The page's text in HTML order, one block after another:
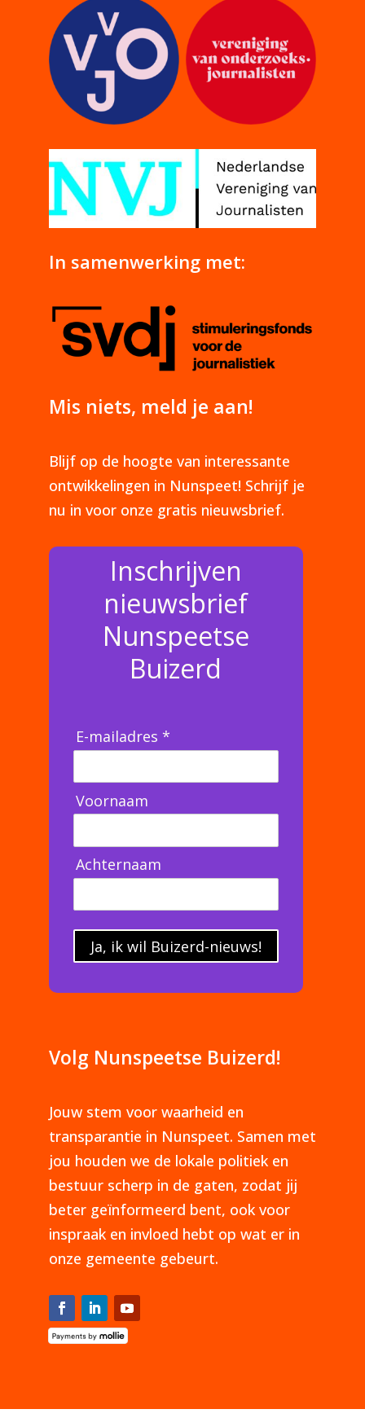
In samenwerking met:
Mis niets, meld je aan!
Blijf op de hoogte van interessante
ontwikkelingen in Nunspeet! Schrijf je
nu in voor onze gratis nieuwsbrief.
Inschrijven
nieuwsbrief
Nunspeetse
Buizerd
E-mailadres *
Voornaam
Achternaam
Ja, ik wil Buizerd-nieuws!
Volg Nunspeetse Buizerd!
Jouw stem voor waarheid en
transparantie in Nunspeet. Samen met
jou houden we de lokale politiek en
bestuur scherp in de gaten, zodat jij
beter geïnformeerd bent, ook voor
inspraak en invloed hebt op wat er in
onze gemeente gebeurt.